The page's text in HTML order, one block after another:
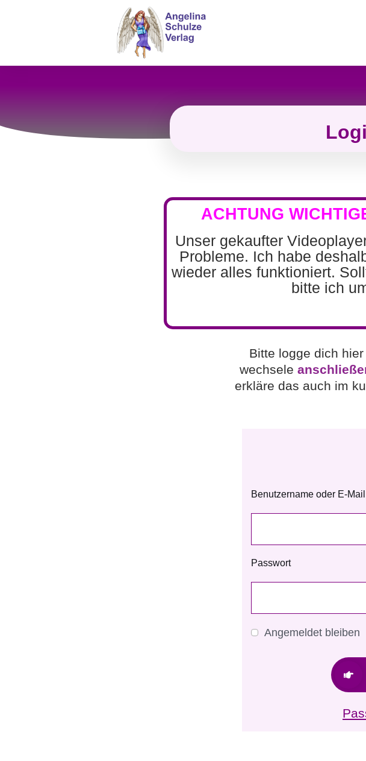
ACHTUNG
Unser gekaufter
Probleme. Ich habe
wieder alles funktioniert.
bitte ich
Bitte logge dich
wechsele
erkläre das auch im
Benutzername oder E-
Passwort
Angemeldet bleiben